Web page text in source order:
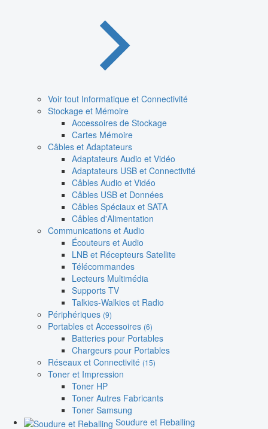
Voir tout Informatique et Connectivité
Stockage et Mémoire
Accessoires de Stockage
Cartes Mémoire
Câbles et Adaptateurs
Adaptateurs Audio et Vidéo
Adaptateurs USB et Connectivité
Câbles Audio et Vidéo
Câbles USB et Données
Câbles Spéciaux et SATA
Câbles d'Alimentation
Communications et Audio
Écouteurs et Audio
LNB et Récepteurs Satellite
Télécommandes
Lecteurs Multimédia
Supports TV
Talkies-Walkies et Radio
Périphériques (9)
Portables et Accessoires (6)
Batteries pour Portables
Chargeurs pour Portables
Réseaux et Connectivité (15)
Toner et Impression
Toner HP
Toner Autres Fabricants
Toner Samsung
Soudure et Reballing